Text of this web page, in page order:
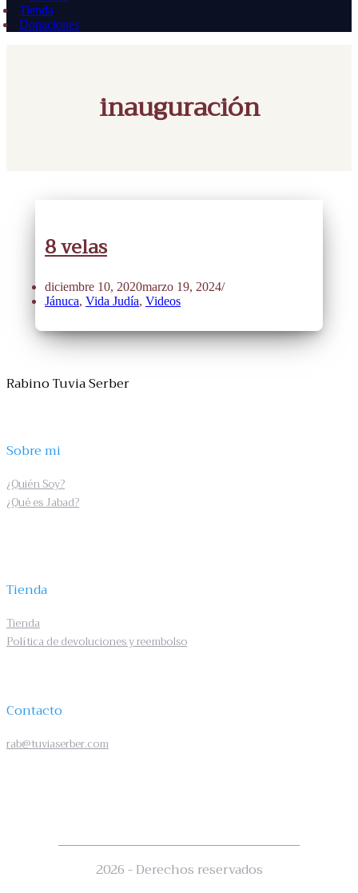
Tienda
Donaciones
inauguración
8 velas
diciembre 10, 2020marzo 19, 2024
Jánuca, Vida Judía, Videos
Rabino Tuvia Serber
Sobre mi
¿Quién Soy?
¿Qué es Jabad?
Tienda
Tienda
Política de devoluciones y reembolso
Contacto
rab@tuviaserber.com
2026 - Derechos reservados